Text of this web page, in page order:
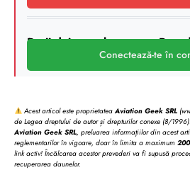
Deții deja un abonament
Conectează-te în
Acest articol este proprietateaAviation Geek SRL
de Legea dreptului de autor și drepturilor conexe (8/
Aviation Geek SRL, preluarea informațiilor din acest
reglementarilor în vigoare, doar în limita a maximum 200
link activ! Încălcarea acestor prevederi va fi supusă
recuperarea daunelor.